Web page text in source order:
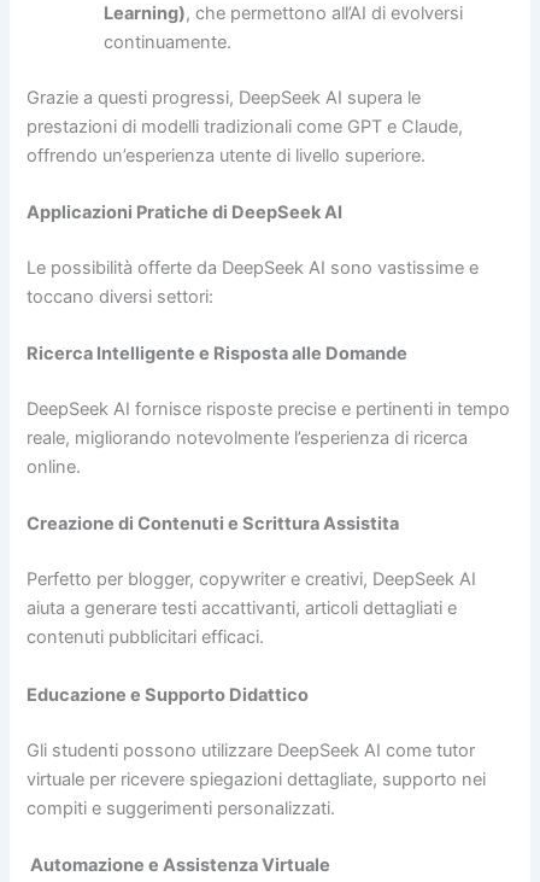
Learning), che permettono all’AI di evolversi
continuamente.
Grazie a questi progressi, DeepSeek AI supera le
prestazioni di modelli tradizionali come GPT e Claude,
offrendo un’esperienza utente di livello superiore.
Applicazioni Pratiche di DeepSeek AI
Le possibilità offerte da DeepSeek AI sono vastissime e
toccano diversi settori:
Ricerca Intelligente e Risposta alle Domande
DeepSeek AI fornisce risposte precise e pertinenti in tempo
reale, migliorando notevolmente l’esperienza di ricerca
online.
Creazione di Contenuti e Scrittura Assistita
Perfetto per blogger, copywriter e creativi, DeepSeek AI
aiuta a generare testi accattivanti, articoli dettagliati e
contenuti pubblicitari efficaci.
Educazione e Supporto Didattico
Gli studenti possono utilizzare DeepSeek AI come tutor
virtuale per ricevere spiegazioni dettagliate, supporto nei
compiti e suggerimenti personalizzati.
Automazione e Assistenza Virtuale